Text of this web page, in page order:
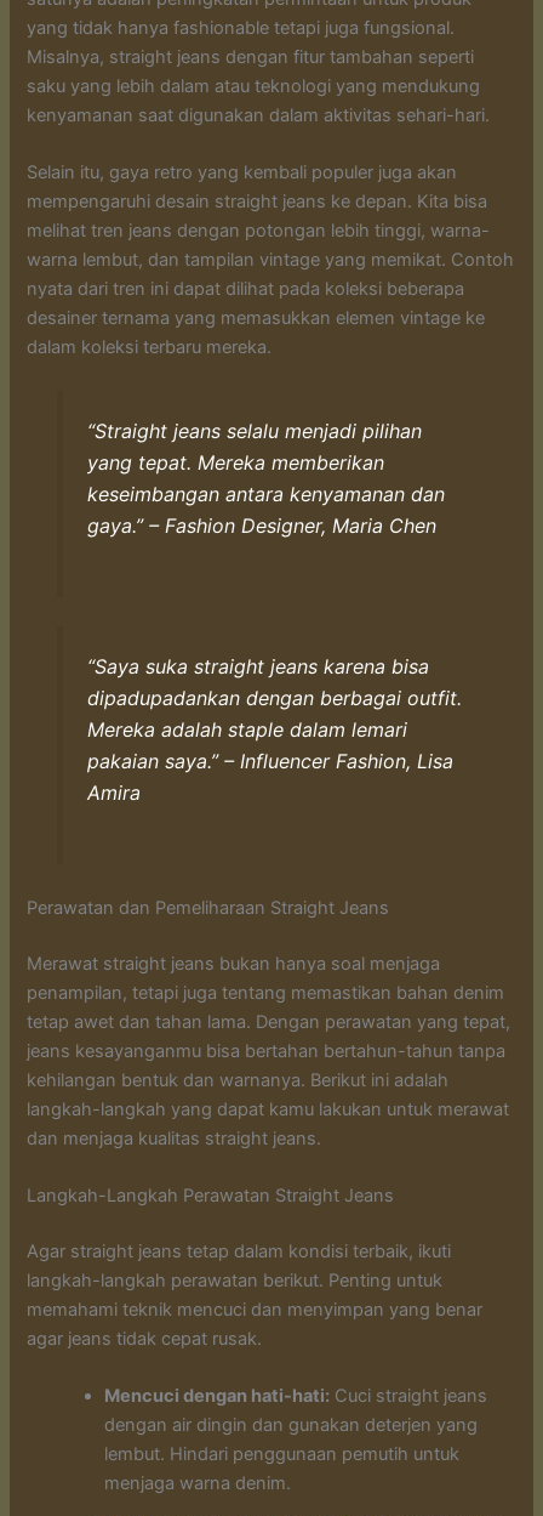
yang tidak hanya fashionable tetapi juga fungsional.
Misalnya, straight jeans dengan fitur tambahan seperti
saku yang lebih dalam atau teknologi yang mendukung
kenyamanan saat digunakan dalam aktivitas sehari-hari.
Selain itu, gaya retro yang kembali populer juga akan
mempengaruhi desain straight jeans ke depan. Kita bisa
melihat tren jeans dengan potongan lebih tinggi, warna-
warna lembut, dan tampilan vintage yang memikat. Contoh
nyata dari tren ini dapat dilihat pada koleksi beberapa
desainer ternama yang memasukkan elemen vintage ke
dalam koleksi terbaru mereka.
“Straight jeans selalu menjadi pilihan
yang tepat. Mereka memberikan
keseimbangan antara kenyamanan dan
gaya.” – Fashion Designer, Maria Chen
“Saya suka straight jeans karena bisa
dipadupadankan dengan berbagai outfit.
Mereka adalah staple dalam lemari
pakaian saya.” – Influencer Fashion, Lisa
Amira
Perawatan dan Pemeliharaan Straight Jeans
Merawat straight jeans bukan hanya soal menjaga
penampilan, tetapi juga tentang memastikan bahan denim
tetap awet dan tahan lama. Dengan perawatan yang tepat,
jeans kesayanganmu bisa bertahan bertahun-tahun tanpa
kehilangan bentuk dan warnanya. Berikut ini adalah
langkah-langkah yang dapat kamu lakukan untuk merawat
dan menjaga kualitas straight jeans.
Langkah-Langkah Perawatan Straight Jeans
Agar straight jeans tetap dalam kondisi terbaik, ikuti
langkah-langkah perawatan berikut. Penting untuk
memahami teknik mencuci dan menyimpan yang benar
agar jeans tidak cepat rusak.
Mencuci dengan hati-hati: Cuci straight jeans
dengan air dingin dan gunakan deterjen yang
lembut. Hindari penggunaan pemutih untuk
menjaga warna denim.